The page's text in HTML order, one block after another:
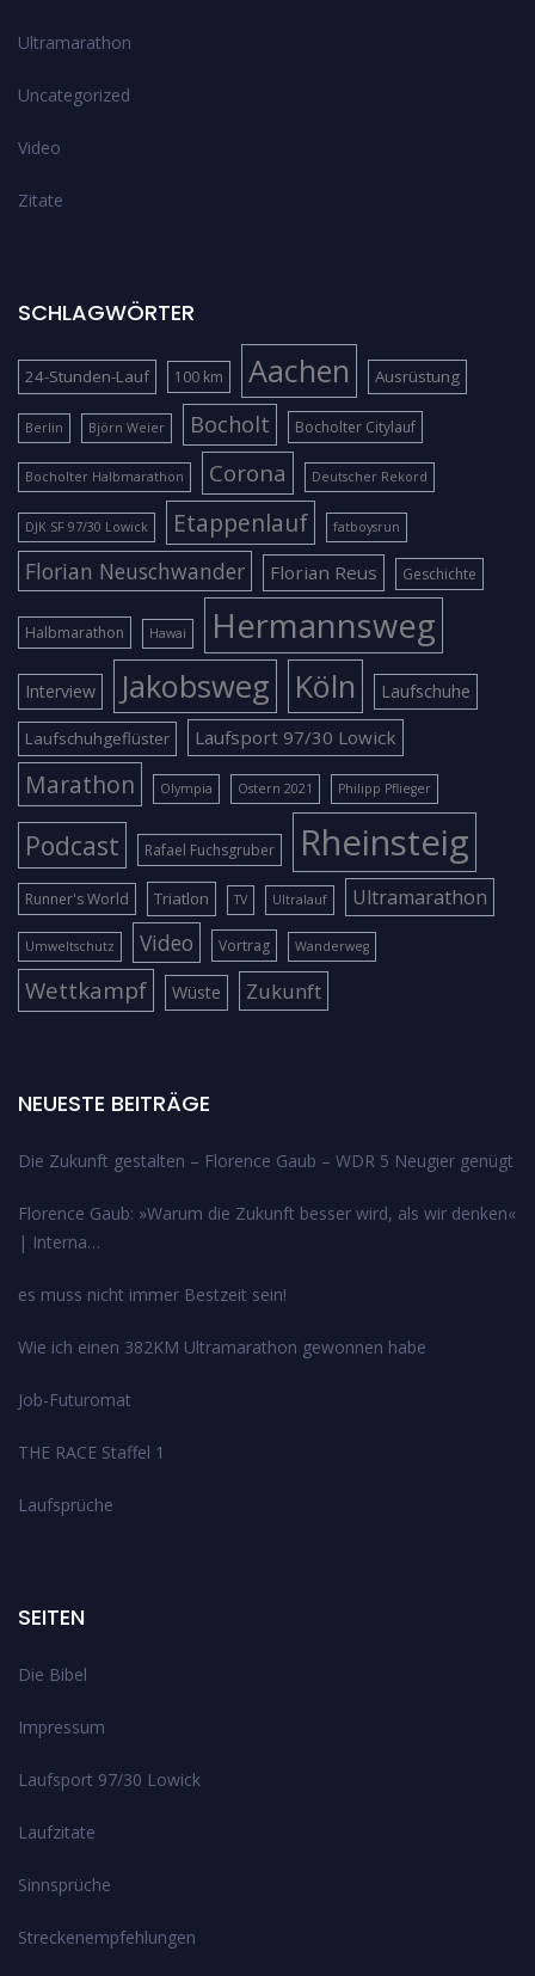
Ultramarathon
Uncategorized
Video
Zitate
SCHLAGWÖRTER
24-Stunden-Lauf 100 km Aachen Ausrüstung
Berlin Björn Weier Bocholt Bocholter Citylauf
Bocholter Halbmarathon Corona Deutscher Rekord
DJK SF 97/30 Lowick Etappenlauf fatboysrun
Florian Neuschwander Florian Reus Geschichte
Halbmarathon Hawai Hermannsweg
Interview Jakobsweg Köln Laufschuhe
Laufschuhgeflüster Laufsport 97/30 Lowick
Marathon Olympia Ostern 2021 Philipp Pflieger
Podcast Rafael Fuchsgruber Rheinsteig
Runner's World Triatlon TV Ultralauf Ultramarathon
Umweltschutz Video Vortrag Wanderweg
Wettkampf Wüste Zukunft
NEUESTE BEITRÄGE
Die Zukunft gestalten – Florence Gaub – WDR 5 Neugier genügt
Florence Gaub: »Warum die Zukunft besser wird, als wir denken«
| Interna…
es muss nicht immer Bestzeit sein!
Wie ich einen 382KM Ultramarathon gewonnen habe
Job-Futuromat
THE RACE Staffel 1
Laufsprüche
SEITEN
Die Bibel
Impressum
Laufsport 97/30 Lowick
Laufzitate
Sinnsprüche
Streckenempfehlungen